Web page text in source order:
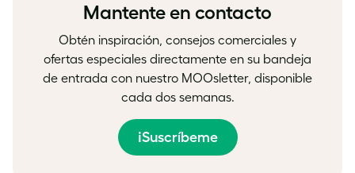
Mantente en contacto
Obtén inspiración, consejos comerciales y
ofertas especiales directamente en su bandeja
de entrada con nuestro MOOsletter, disponible
cada dos semanas.
¡Suscríbeme